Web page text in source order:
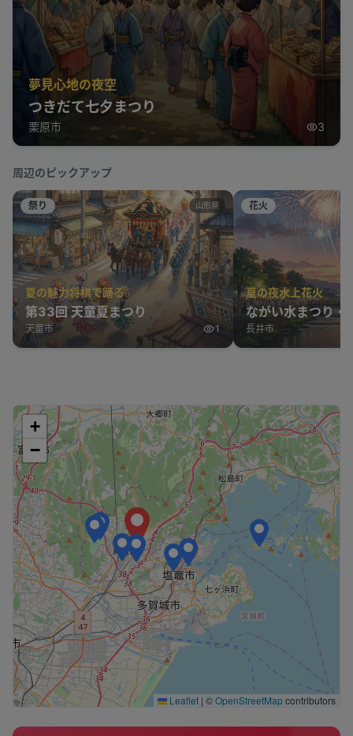
夢見心地の夜空
つきだて七夕まつり
栗原市 3
周辺のピックアップ
祭り 山形県
夏の魅力将棋で踊る
第33回 天童夏まつり
天童市 1
花火
夏の夜水上花火
ながい水まつり・
長井市
+
−
Leaflet | ©OpenStreetMapcontributors